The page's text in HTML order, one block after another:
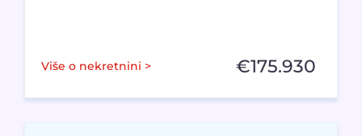
Više o nekretnini > €175.930